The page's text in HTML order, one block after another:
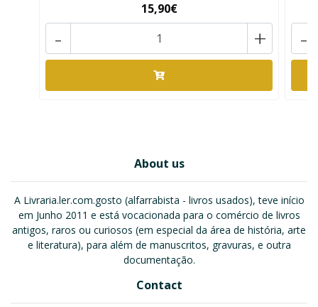
15,90€
+
- -
About us
A Livraria.ler.com.gosto (alfarrabista - livros usados), teve início
em Junho 2011 e está vocacionada para o comércio de livros
antigos, raros ou curiosos (em especial da área de história, arte
e literatura), para além de manuscritos, gravuras, e outra
documentação.
Contact